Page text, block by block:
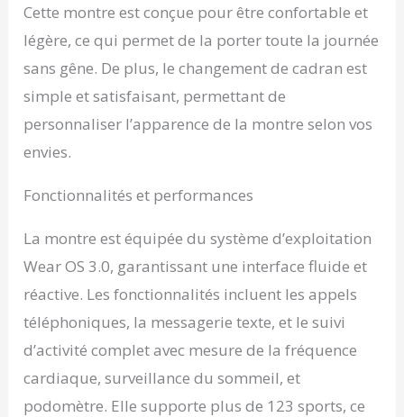
Cette montre est conçue pour être confortable et
légère, ce qui permet de la porter toute la journée
sans gêne. De plus, le changement de cadran est
simple et satisfaisant, permettant de
personnaliser l’apparence de la montre selon vos
envies.
Fonctionnalités et performances
La montre est équipée du système d’exploitation
Wear OS 3.0, garantissant une interface fluide et
réactive. Les fonctionnalités incluent les appels
téléphoniques, la messagerie texte, et le suivi
d’activité complet avec mesure de la fréquence
cardiaque, surveillance du sommeil, et
podomètre. Elle supporte plus de 123 sports, ce